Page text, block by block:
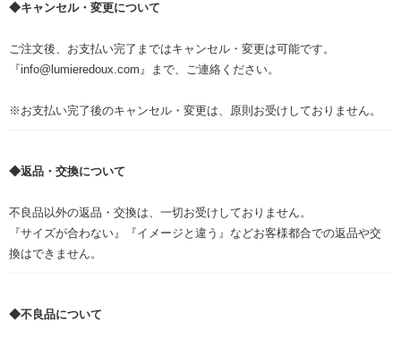
◆キャンセル・変更について
ご注文後、お支払い完了まではキャンセル・変更は可能です。
『info@lumieredoux.com』まで、ご連絡ください。
※お支払い完了後のキャンセル・変更は、原則お受けしておりません。
◆返品・交換について
不良品以外の返品・交換は、一切お受けしておりません。
『サイズが合わない』『イメージと違う』などお客様都合での返品や交
換はできません。
◆不良品について